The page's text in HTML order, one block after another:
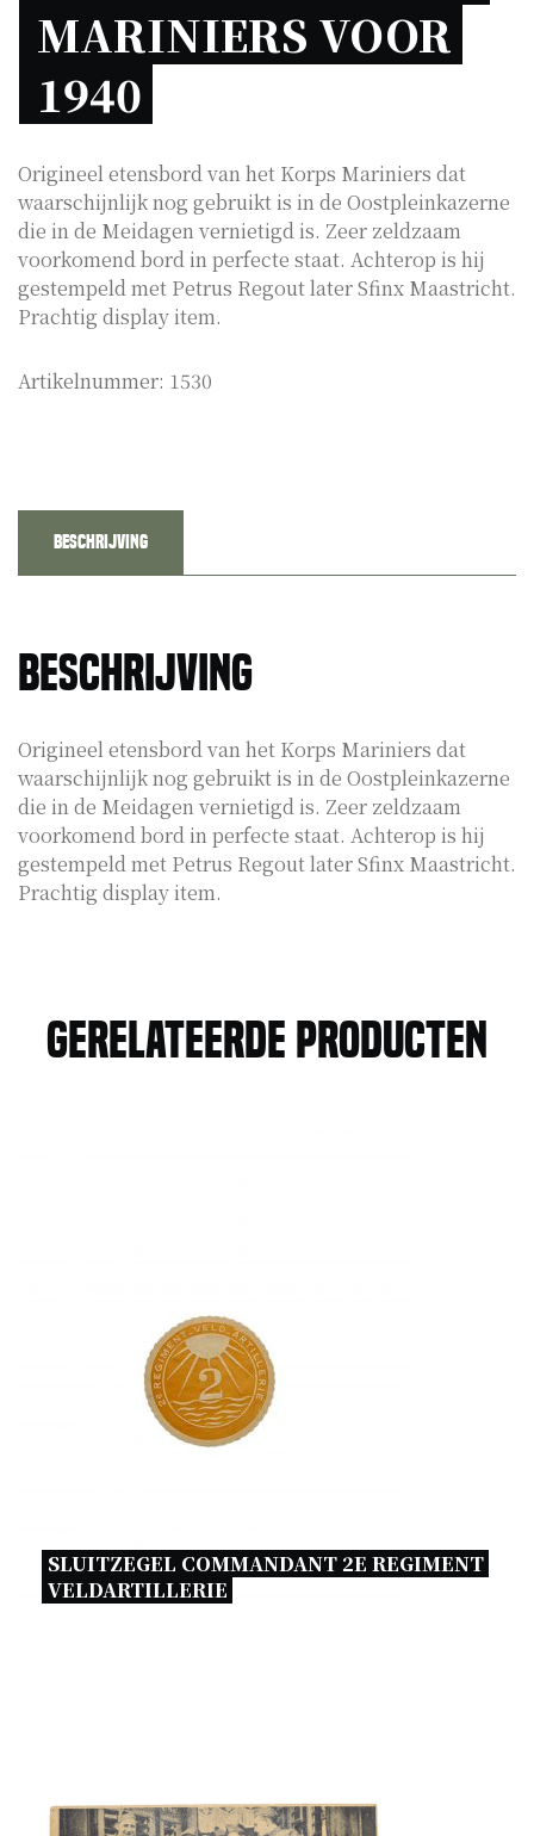
MARINIERS VOOR
1940
Origineel etensbord van het Korps Mariniers dat
waarschijnlijk nog gebruikt is in de Oostpleinkazerne
die in de Meidagen vernietigd is. Zeer zeldzaam
voorkomend bord in perfecte staat. Achterop is hij
gestempeld met Petrus Regout later Sfinx Maastricht.
Prachtig display item.
Artikelnummer: 1530
Beschrijving
Beschrijving
Origineel etensbord van het Korps Mariniers dat
waarschijnlijk nog gebruikt is in de Oostpleinkazerne
die in de Meidagen vernietigd is. Zeer zeldzaam
voorkomend bord in perfecte staat. Achterop is hij
gestempeld met Petrus Regout later Sfinx Maastricht.
Prachtig display item.
Gerelateerde producten
SLUITZEGEL COMMANDANT 2E REGIMENT
VELDARTILLERIE